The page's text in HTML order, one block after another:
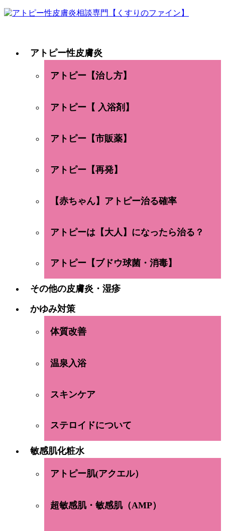
アトピー性皮膚炎
アトピー【治し方】
アトピー【 入浴剤】
アトピー【市販薬】
アトピー【再発】
【赤ちゃん】アトピー治る確率
アトピーは【大人】になったら治る？
アトピー【ブドウ球菌・消毒】
その他の皮膚炎・湿疹
かゆみ対策
体質改善
温泉入浴
スキンケア
ステロイドについて
敏感肌化粧水
アトピー肌(アクエル）
超敏感肌・敏感肌（AMP）